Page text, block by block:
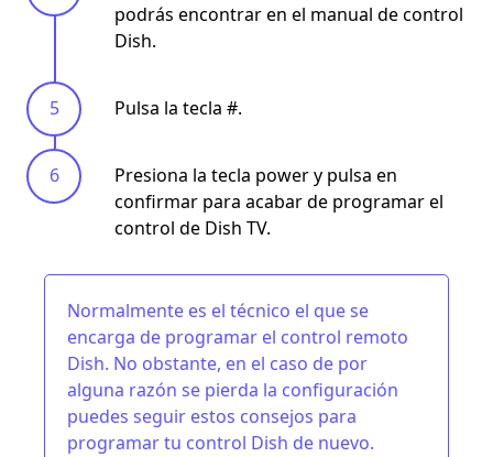
podrás encontrar en el manual de control
Dish.
Pulsa la tecla #.
Presiona la tecla power y pulsa en
confirmar para acabar de programar el
control de Dish TV.
Normalmente es el técnico el que se
encarga de programar el control remoto
Dish. No obstante, en el caso de por
alguna razón se pierda la configuración
puedes seguir estos consejos para
programar tu control Dish de nuevo.